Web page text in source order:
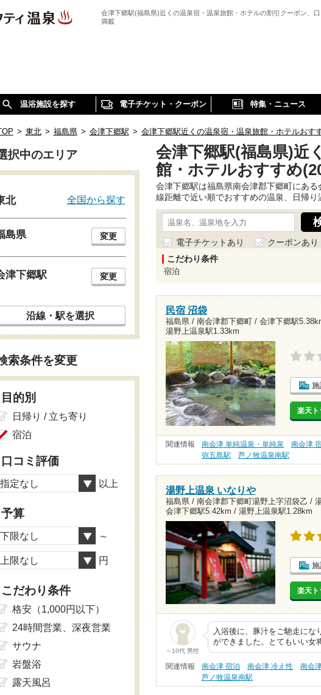
会津下郷駅(福島県)近くの温泉宿・温泉旅館・ホテルの割引クーポン、
満載
温浴施設を探す 電子チケット・クーポン 特集・ニュース
> 東北 > 福島県 > 会津下郷駅 > 会津下郷駅近くの温泉宿・温泉旅館・ホテルおす
会津下郷駅(福島県)近
館・ホテルおすすめ
会津下郷駅は福島県南会津郡下郷町にあ
線距離で近い順でおすすめの温泉、日帰り
電子チケットあり クーポンあり
こだわり条件
宿泊
民宿 沼袋
福島県 / 南会津郡下郷町 / 会津下郷駅
湯野上温泉駅1.33km
楽天ト
関連情報 南会津 単純温泉・単純泉 南会津
弥五島駅
芦ノ牧温泉南駅
湯野上温泉 いなりや
福島県 / 南会津郡下郷町湯野上字沼袋乙 /
会津下郷駅5.42km / 湯野上温泉駅1.28km
楽天ト
～10代 男性
入浴後に、豚汁をご馳走にな
ができました。とてもいい女
関連情報 南会津 宿泊 南会津 冷え性 南会
芦ノ牧温泉南駅
択中のエリア
北 全国から探す
島県 変更
津下郷駅 変更
沿線・駅を選択
索条件を変更
目的別
日帰り / 立ち寄り
宿泊
口コミ評価
指定なし 以上
予算
下限なし ～
上限なし 円
こだわり条件
格安（1,000円以下）
24時間営業、深夜営業
サウナ
岩盤浴
露天風呂